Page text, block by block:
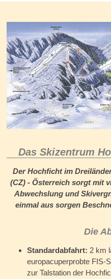
Das Skizentrum
Der Hochficht im
(CZ) - Österreich sorgt mit
Abwechslung und
einmal aus sorgen
Die
Standardabfahrt: 2 km
europacuperprobte FIS-
zur Talstation der